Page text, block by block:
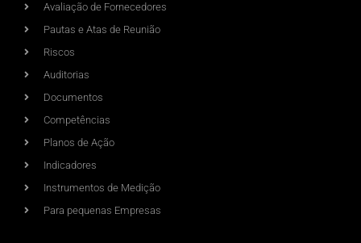
Avaliação de Fornecedores
Pautas e Atas de Reunião
Riscos
Auditorias
Documentos
Competências
Planos de Ação
Indicadores
Instrumentos de Medição
Para pequenas Empresas